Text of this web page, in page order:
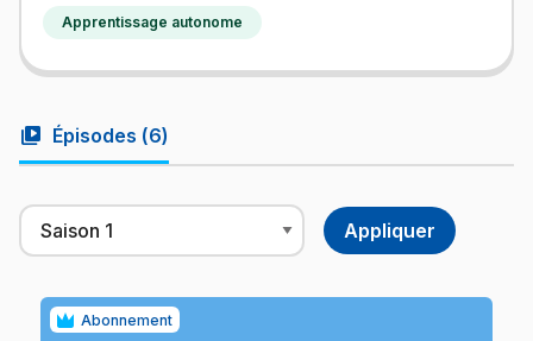
Apprentissage autonome
video_library Épisodes (6)
Abonnement